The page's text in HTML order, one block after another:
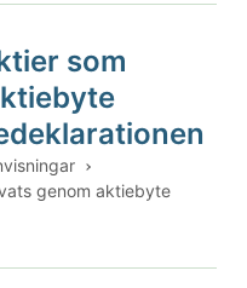
som
genom aktiebyte